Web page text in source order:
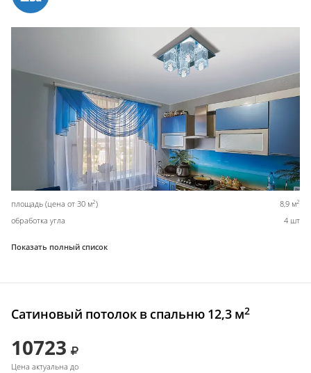
площадь (цена от 30 м2) 8,9 м2
обработка угла 4 шт
Показать полный список
Сатиновый потолок в спальню 12,3 м2
10723
Цена актуальна до